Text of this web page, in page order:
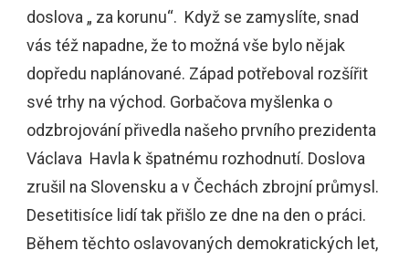
doslova „ za korunu“. Když se zamyslíte, snad
vás též napadne, že to možná vše bylo nějak
dopředu naplánované. Západ potřeboval rozšířit
své trhy na východ. Gorbačova myšlenka o
odzbrojování přivedla našeho prvního prezidenta
Václava Havla k špatnému rozhodnutí. Doslova
zrušil na Slovensku a v Čechách zbrojní průmysl.
Desetitisíce lidí tak přišlo ze dne na den o práci.
Během těchto oslavovaných demokratických let,